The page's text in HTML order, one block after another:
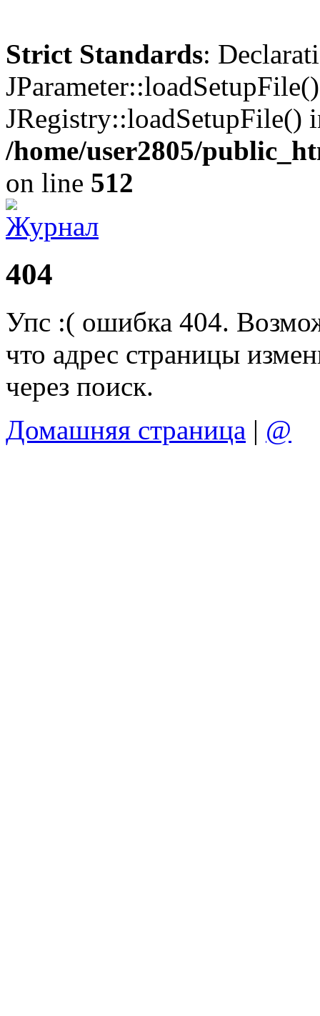
Strict Standards:
JRegistry::loadSetupFile()
/home/user2805/
on line 512
404
Упс :( ошибка 404.
что адрес страницы
через поиск.
Домашняя страница | @